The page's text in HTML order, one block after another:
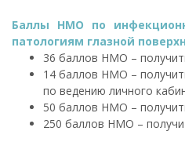
Баллы НМО по
патологиям глазной
36 баллов НМО –
14 баллов НМО –
по ведению личного
50 баллов НМО –
250 баллов НМО –